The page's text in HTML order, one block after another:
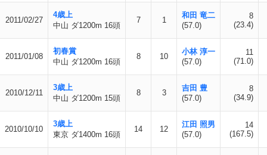
2011/02/27
4歳上
中山 ダ1200m 16頭
7 1
和田 竜二
(57.0)
8
(23.4)
2011/01/08
初春賞
中山 ダ1200m 16頭
8 10
小林 淳一
(57.0)
11
(71.0)
2010/12/11
3歳上
中山 ダ1200m 15頭
8 3
吉田 豊
(57.0)
8
(34.9)
2010/10/10
3歳上
東京 ダ1400m 16頭
14 12
江田 照男
(57.0)
14
(167.5)